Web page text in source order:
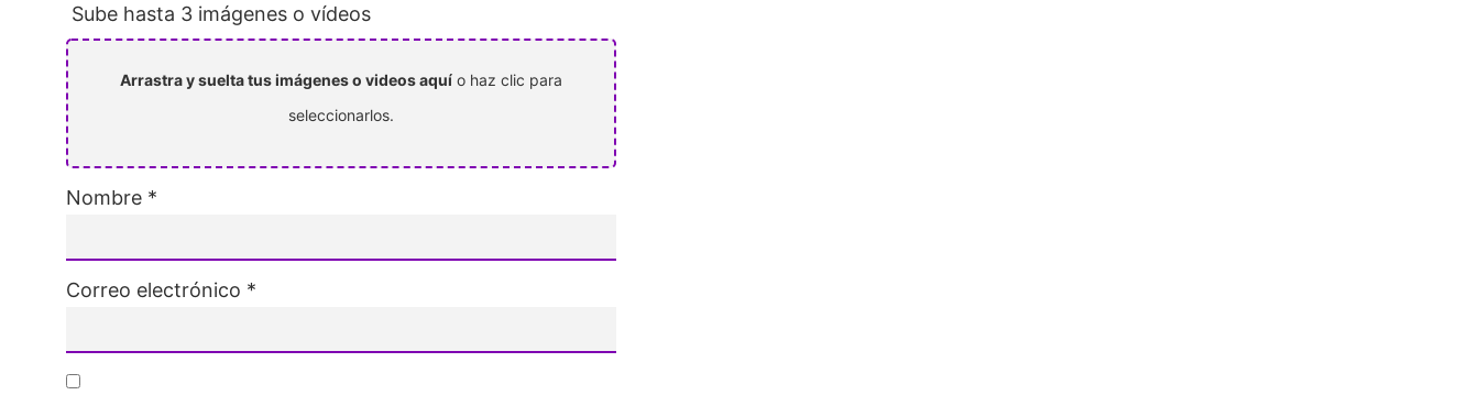
Sube hasta 3 imágenes o vídeos
Arrastra y suelta tus imágenes o videos aquí o haz clic para
seleccionarlos.
Nombre *
Correo electrónico *